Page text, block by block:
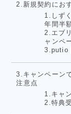
2.新規契約にお
1.しず
年間半
2.エブ
ャンペ
3.putio
3.キャンペーン
注意点
1.キャ
2.特典